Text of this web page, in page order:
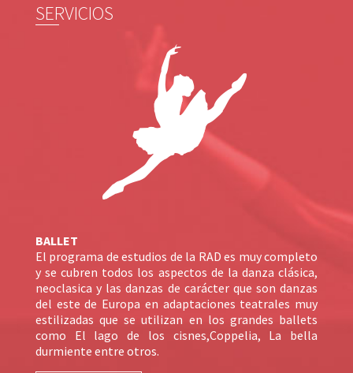
SERVICIOS
BALLET
El programa de estudios de la RAD es muy completo
y se cubren todos los aspectos de la danza clásica,
neoclasica y las danzas de carácter que son danzas
del este de Europa en adaptaciones teatrales muy
estilizadas que se utilizan en los grandes ballets
como El lago de los cisnes,Coppelia, La bella
durmiente entre otros.